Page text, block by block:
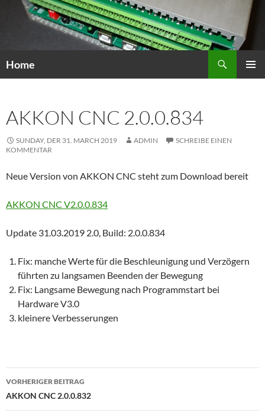
Home
AKKON CNC 2.0.0.834
SUNDAY, DER 31. MARCH 2019 ADMIN
SCHREIBE EINEN
KOMMENTAR
Neue Version von AKKON CNC steht zum Download bereit
AKKON CNC V2.0.0.834
Update 31.03.2019 2.0, Build: 2.0.0.834
Fix: manche Werte für die Beschleunigung und Verzögern
führten zu langsamen Beenden der Bewegung
Fix: Langsame Bewegung nach Programmstart bei
Hardware V3.0
kleinere Verbesserungen
Beitragsnavigation
VORHERIGER BEITRAG
AKKON CNC 2.0.0.832